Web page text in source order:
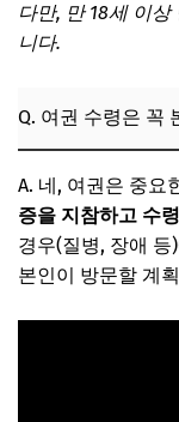
다만, 만 18세 이
니다.
Q. 여권 수령은 꼭
A. 네, 여권은 중요
증을 지참하고 수령
경우(질병, 장애
본인이 방문할 계